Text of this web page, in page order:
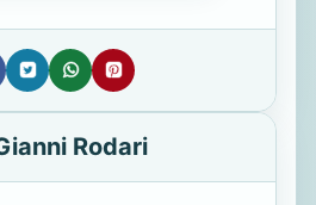
Rodari